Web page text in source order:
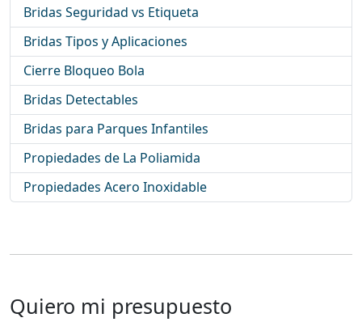
Bridas Seguridad vs Etiqueta
Bridas Tipos y Aplicaciones
Cierre Bloqueo Bola
Bridas Detectables
Bridas para Parques Infantiles
Propiedades de La Poliamida
Propiedades Acero Inoxidable
Quiero mi presupuesto